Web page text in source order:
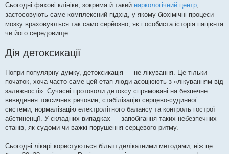
Сьогодні фахові клініки, зокрема й такий наркологічний центр
застосовують саме комплексний підхід, у якому біохімічні процеси
мозку враховуються так само серйозно, як і особиста історія пацієнта
чи його середовище.
Дія детоксикації
Попри популярну думку, детоксикація — не лікування. Це тільки
початок, хоча часто саме цей етап люди асоціюють з «лікуванням від
залежності». Сучасні протоколи детоксу спрямовані на безпечне
виведення токсичних речовин, стабілізацію серцево-судинної
системи, нормалізацію електролітного балансу та контроль гострої
абстиненції. У складних випадках — запобігання таких небезпечних
станів, як судоми чи важкі порушення серцевого ритму.
Сьогодні лікарі користуються більш делікатними методами, ніж це